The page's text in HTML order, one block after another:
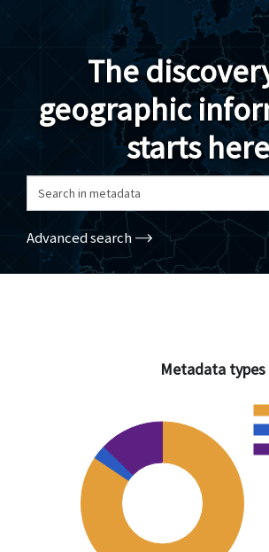
Documents
News
Geoviewer(Opens in a new window)
Help(apre in una nuova finestra)
The
geographic
starts here
Advanced search